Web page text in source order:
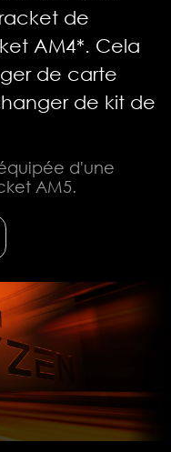
de
AM4*. Cela
de carte
de kit de
d'une
AM5.